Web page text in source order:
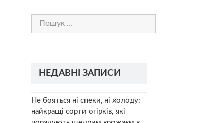
Пошук:
НЕДАВНІ ЗАПИСИ
Не бояться ні спеки, ні холоду:
найкращі сорти огірків, які